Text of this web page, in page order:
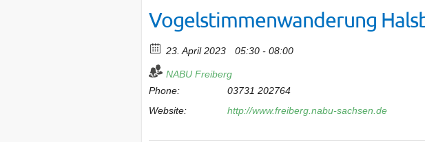
Vogelstimmenwanderung
23. April 2023 05:30 - 08:00
NABU Freiberg
Phone:
03731 202764
Website:
http://www.freiberg.nabu-sachsen.de